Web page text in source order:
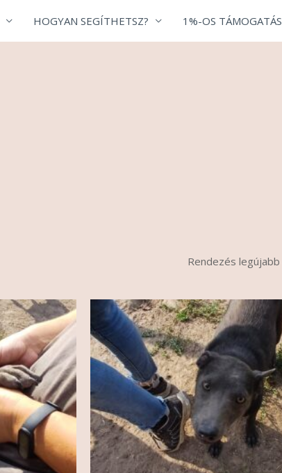
HOGYAN SEGÍTHETSZ? 1%-OS TÁMOGATÁS